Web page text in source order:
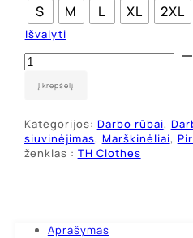
S M L XL 2XL
Išvalyti
produkto
kiekis:
Marškinėliai
THC
Ankara,
šviesiai
Į krepšelį
Kategorijos: Darbo rūbai,
siuvinėjimas, Marškinėliai,
ženklas : TH Clothes
Aprašymas